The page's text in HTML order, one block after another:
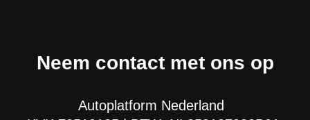
Neem contact met ons op
Autoplatform Nederland